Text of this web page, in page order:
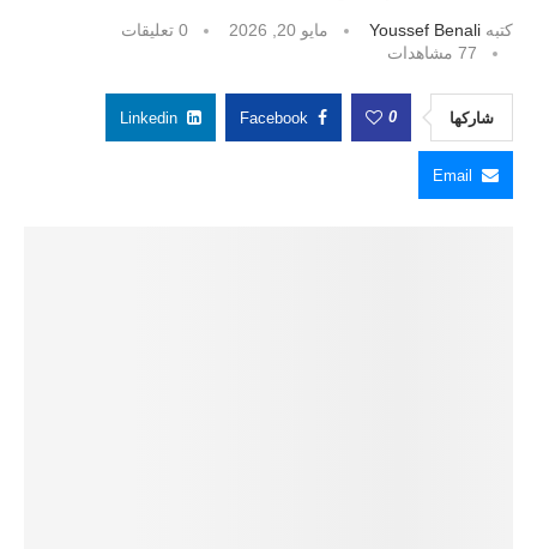
كتبه Youssef Benali مايو 20, 2026
0 تعليقات
77 مشاهدات
شاركها 0
Facebook
Linkedin
Email